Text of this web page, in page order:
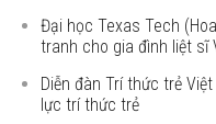
Đại học Texas Tech
tranh cho gia đình liệt sĩ
Diễn đàn Trí thức trẻ
lực trí thức trẻ